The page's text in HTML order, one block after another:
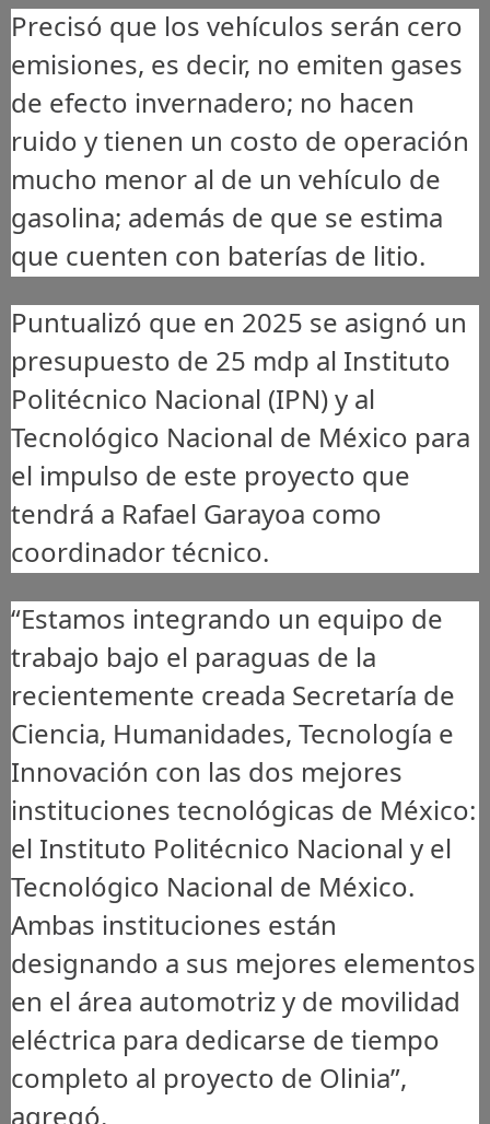
Precisó que los vehículos serán cero
emisiones, es decir, no emiten gases
de efecto invernadero; no hacen
ruido y tienen un costo de operación
mucho menor al de un vehículo de
gasolina; además de que se estima
que cuenten con baterías de litio.
Puntualizó que en 2025 se asignó un
presupuesto de 25 mdp al Instituto
Politécnico Nacional (IPN) y al
Tecnológico Nacional de México para
el impulso de este proyecto que
tendrá a Rafael Garayoa como
coordinador técnico.
“Estamos integrando un equipo de
trabajo bajo el paraguas de la
recientemente creada Secretaría de
Ciencia, Humanidades, Tecnología e
Innovación con las dos mejores
instituciones tecnológicas de México:
el Instituto Politécnico Nacional y el
Tecnológico Nacional de México.
Ambas instituciones están
designando a sus mejores elementos
en el área automotriz y de movilidad
eléctrica para dedicarse de tiempo
completo al proyecto de Olinia”,
agregó.